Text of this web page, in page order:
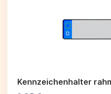
Kennzeichenhalter